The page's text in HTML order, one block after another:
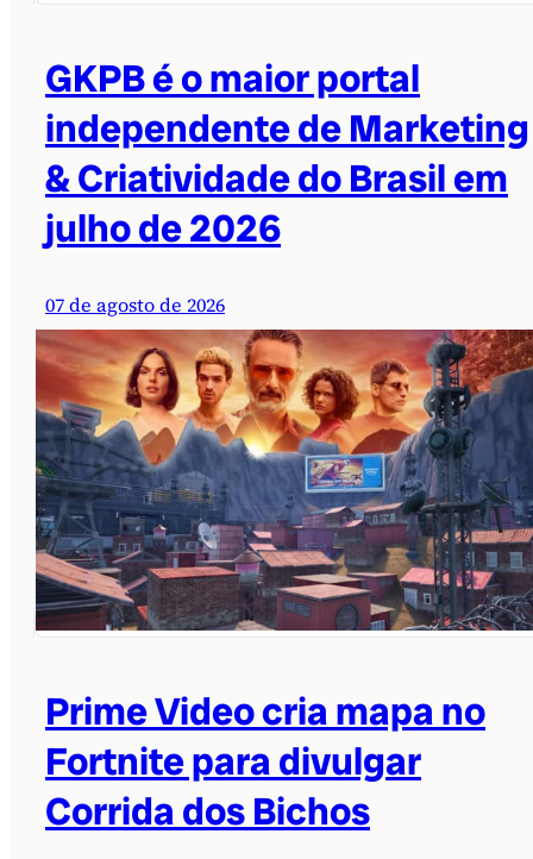
GKPB é o maior portal
independente de Marketing
& Criatividade do Brasil em
julho de 2026
07 de agosto de 2026
Prime Video cria mapa no
Fortnite para divulgar
Corrida dos Bichos